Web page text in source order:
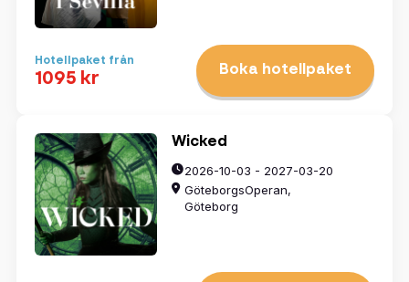
Hotellpaket från
1095 kr Boka hotellpaket
Wicked
2026-10-03 - 2027-03-20
GöteborgsOperan,
Göteborg